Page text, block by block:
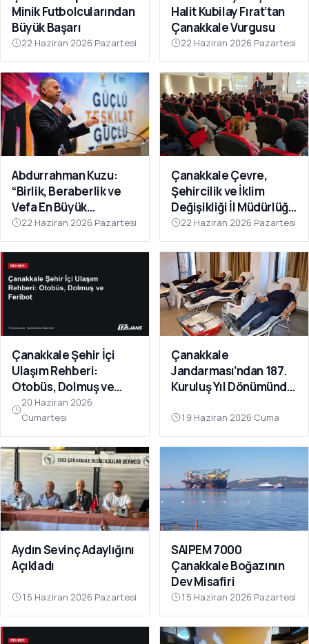
Minik Futbolcularından
Büyük Başarı
22 Haziran 2026 Pazartesi
Halit Kubilay Fırat’tan
Çanakkale Vurgusu
22 Haziran 2026 Pazartesi
Abdurrahman Kuzu:
“Birlik, Beraberlik ve
Vefa En Büyük
Gücümüzdür
22 Haziran 2026 Pazartesi
Çanakkale Çevre,
Şehircilik ve İklim
Değişikliği İl Müdürlüğü
Personeline Eğitim
Verildi
22 Haziran 2026 Pazartesi
Çanakkale Şehir İçi
Ulaşım Rehberi:
Otobüs, Dolmuş ve
Feribot
20 Haziran 2026
Cumartesi
Çanakkale
Jandarması’ndan 187.
Kuruluş Yıl Dönümünde
19 Haziran 2026 Cuma
Aydın Sevinç Adaylığını
Açıkladı
15 Haziran 2026 Pazartesi
SAIPEM 7000
Çanakkale Boğazının
Dev Misafiri
15 Haziran 2026 Pazartesi